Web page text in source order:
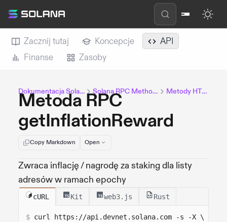
Zacznij tutaj Koncepcje
API
Finanse
Zasoby
Dokumentacja Solana Solana RPC Methods Metody HTTP
Metoda RPC
getInflationReward
Copy Markdown Open
Zwraca inflację / nagrodę za staking dla listy
adresów w ramach epochy
cURL Kit web3.js Rust
$ curl https://api.devnet.solana.com -s -X \